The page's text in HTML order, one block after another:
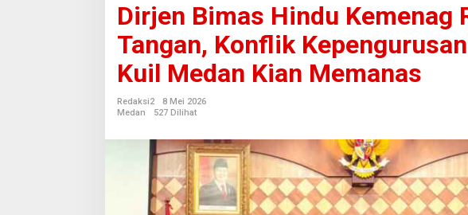
Hindu
Kemenag
RI
Didesak
Turun
Tangan,
Mariamman
Kuil
Medan
Kian
Memanas
Dirjen Bimas Hindu Kemenag
Tangan, Konflik
Kuil Medan Kian Memanas
Redaksi2
8 Mei 2026
Medan
527 Dilihat